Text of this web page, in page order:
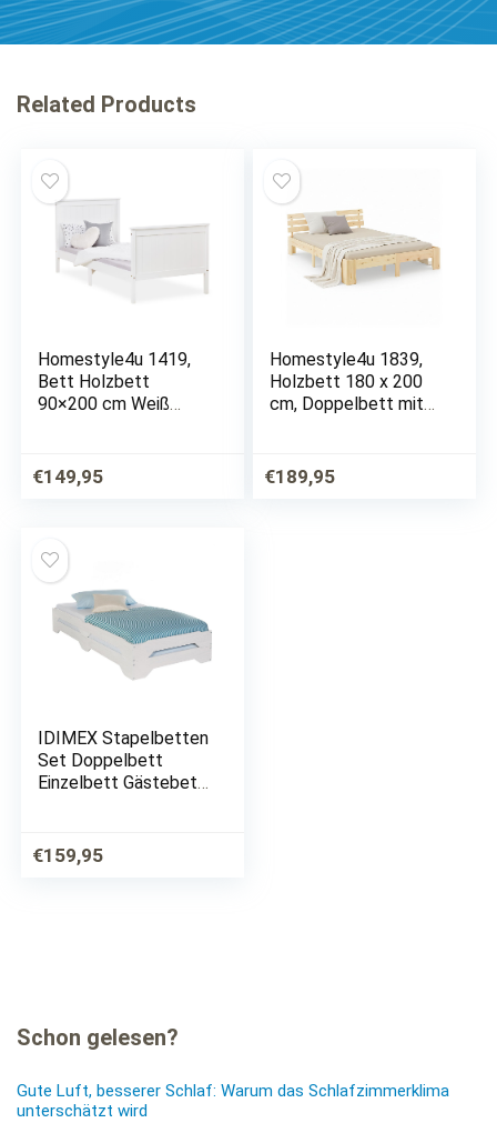
Related Products
Homestyle4u 1419,
Bett Holzbett
90×200 cm Weiß
Lattenrost Kiefer
Massivholz
€149,95
Homestyle4u 1839,
Holzbett 180 x 200
cm, Doppelbett mit
€189,95
IDIMEX Stapelbetten
Set Doppelbett
Einzelbett Gästebett
90 x 200 cm (B x L)
€159,95
Schon gelesen?
Gute Luft, besserer Schlaf: Warum das Schlafzimmerklima
unterschätzt wird